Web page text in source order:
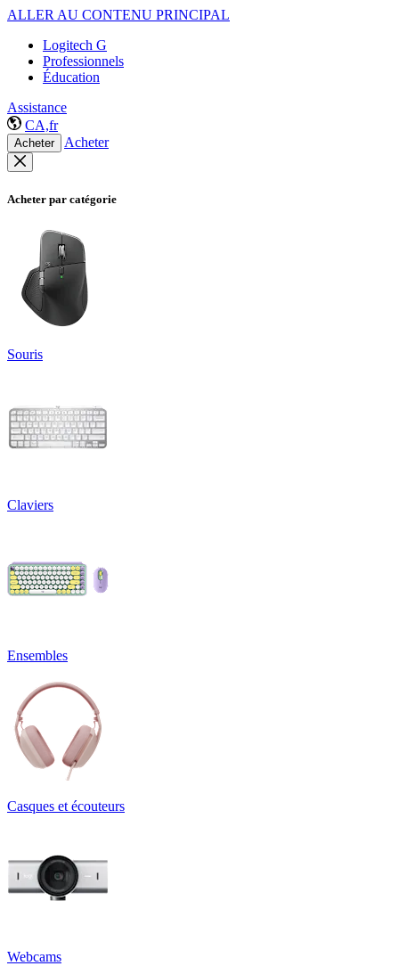
ALLER AU CONTENU PRINCIPAL
Logitech G
Professionnels
Éducation
Assistance
CA,fr
Acheter Acheter
Acheter par catégorie
Souris
Claviers
Ensembles
Casques et écouteurs
Webcams